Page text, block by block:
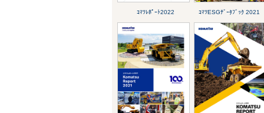
ｺﾏﾂﾚﾎﾟｰﾄ2022 ｺﾏﾂESGﾃﾞｰﾀﾌﾞｯｸ 2021